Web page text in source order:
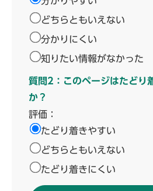
どちらともいえない
分かりにくい
知りたい情報がなかった
質問2：このページはたどり
か？
評価：
たどり着きやすい
どちらともいえない
たどり着きにくい